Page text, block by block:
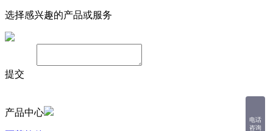
选择感兴趣的产品或服务
提交
电话
咨询
产品中心